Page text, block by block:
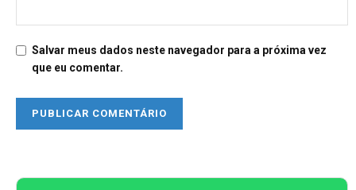
Salvar meus dados neste navegador para a próxima vez
que eu comentar.